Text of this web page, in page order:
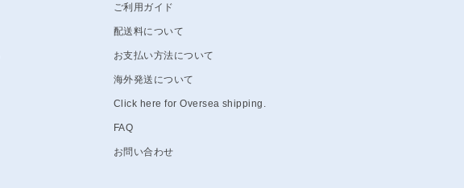
ご利用ガイド
配送料について
お支払い方法について
海外発送について
Click here for Oversea shipping.
FAQ
お問い合わせ